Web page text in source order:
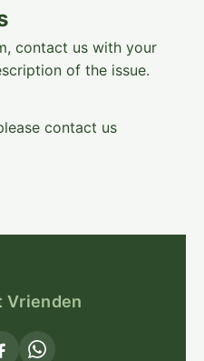
contact us with your
of the issue.
contact us
Vrienden